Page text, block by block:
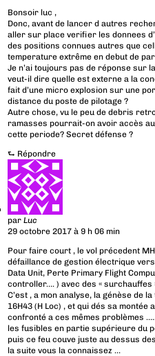
Bonsoir luc ,
Donc, avant de lancer d autres
aller sur place verifier les donnees
des positions connues autres que
temperature extrême en debut de
Je n’ai toujours pas de réponse sur
veut-il dire quelle est externe a la
fait d’une micro explosion sur une
distance du poste de pilotage ?
Autre chose, vu le peu de debris
ramasses pourrait-on avoir accès
cette periode? Secret défense ?
⮑ Répondre
parLuc
29 octobre 2017 à 9 h 06 min
Pour faire court , le vol précedent
défaillance de gestion électrique
Data Unit, Perte Primary Flight
controller…. ) avec des « surchauffes
C’est , a mon analyse, la génèse de
16H43 (H Loc) , et qui dés sa montée
confronté a ces mêmes problèmes
les fusibles en partie supérieure du
puis ce feu couve juste au dessus
la suite vous la connaissez …